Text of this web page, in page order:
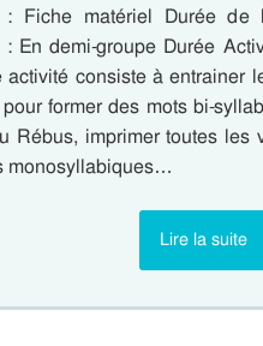
: Fiche matériel Durée
: En demi-groupe Durée
activité consiste à entrainer
former des mots bi-
Rébus, imprimer toutes les
monosyllabiques…
Lire la suite